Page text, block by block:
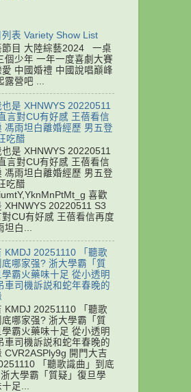
表 Variety Show List
節目 大陸綜藝2024 一桌
個少年 一年一度喜劇大賽
中國婚禮 中國說唱巔峰
營吧 ...
是 XHNWYS 20220511
言對CU有好感 王蓓看信
馮雨坦白離婚經歷 男五登
吃醋
是 XHNWYS 20220511
言對CU有好感 王蓓看信
馮雨坦白離婚經歷 男五登
吃醋
喜歡
XHNWYS 20220511 S3
CU有好感 王蓓看信再度
坦白...
KMDJ 20251110 「聽歌
哪家强? 浙大學霸「質
霸火藥味十足 從小透明
車司機訴説和蛇年春晚的
KMDJ 20251110 「聽歌
哪家强? 浙大學霸「質
霸火藥味十足 從小透明
車司機訴説和蛇年春晚的
CVR2ASPly9g 開門大吉
「聽歌識曲」到底
大學霸「質疑」復旦學
足...